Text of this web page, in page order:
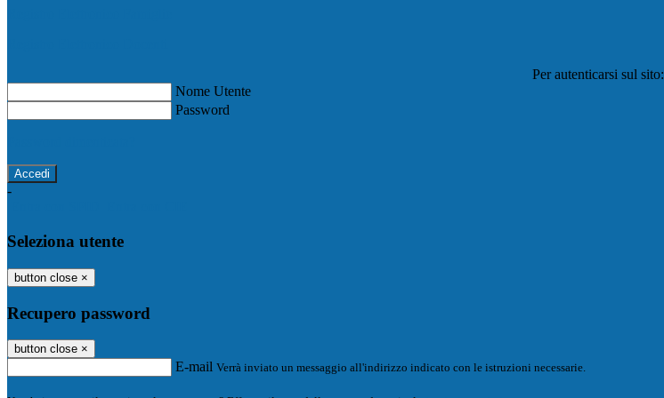
Per autenticarsi sul sito:
Nome Utente
Password
-
Seleziona utente
button close ×
Recupero password
button close ×
E-mail Verrà inviato un messaggio all'indirizzo indicato con le istruzioni necessarie.